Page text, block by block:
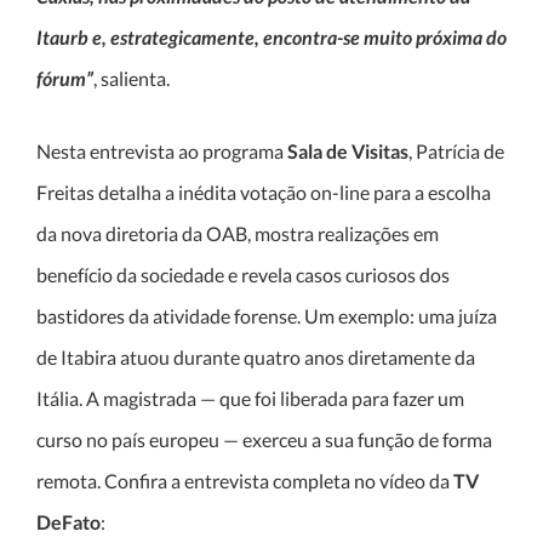
Itaurb e, estrategicamente, encontra-se muito próxima do
fórum”, salienta.
Nesta entrevista ao programaSala de Visitas, Patrícia de
Freitas detalha a inédita votação on-line para a escolha
da nova diretoria da OAB, mostra realizações em
benefício da sociedade e revela casos curiosos dos
bastidores da atividade forense. Um exemplo: uma juíza
de Itabira atuou durante quatro anos diretamente da
Itália. A magistrada — que foi liberada para fazer um
curso no país europeu — exerceu a sua função de forma
remota. Confira a entrevista completa no vídeo daTV
DeFato: